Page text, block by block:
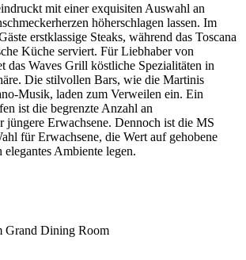
mit einer exquisiten Auswahl an
höherschlagen lassen. Im
erstklassige Steaks, während das Toscana
Küche serviert. Für Liebhaber von
das Waves Grill köstliche Spezialitäten in
Die stilvollen Bars, wie die Martinis
Musik, laden zum Verweilen ein. Ein
ist die begrenzte Anzahl an
jüngere Erwachsene. Dennoch ist die MS
für Erwachsene, die Wert auf gehobene
Ambiente legen.
Grand Dining Room